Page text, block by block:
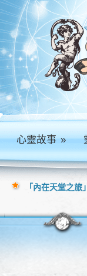
心靈故事»
「內在天堂之